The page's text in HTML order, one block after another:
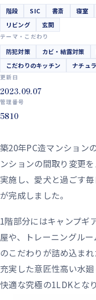
階段 SIC 書斎 寝室
リビング
玄関
テーマ・こだわり
防犯対策 カビ・結露対策
こだわりのキッチン
ナチュ
更新日
2023.09.07
管理番号
5810
築20年PC造マンション
ンションの間取り変更
実施し、愛犬と過ごす
が完成しました。
1階部分にはキャンプギ
屋や、トレーニングル
のこだわりが詰め込ま
充実した意匠性高い水
快適な究極の1LDKとな